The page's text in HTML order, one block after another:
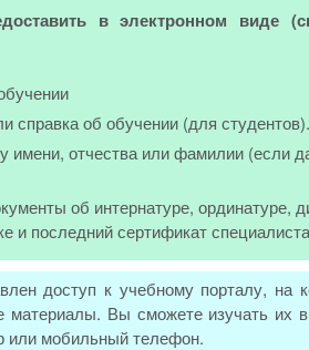
в электронном виде
справка об обучении (для студентов).
имени, отчества или фамилии (если
об интернатуре, ординатуре,
и последний сертификат
доступ к учебному порталу, на
материалы. Вы сможете изучать их
или мобильный телефон.